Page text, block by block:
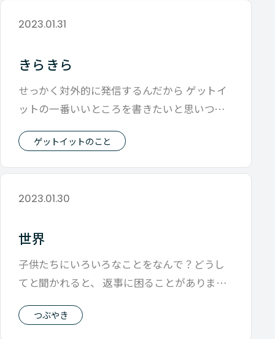
2023.01.31
きらきら
せっかく対外的に発信するんだから ゲットイ
ットの一番いいところを書きたいと思いつつ
ゲットイットのこと
2023.01.30
世界
子供たちにいろいろなことをなんで？どうし
てと聞かれると、 返事に困ることがありま
つぶやき